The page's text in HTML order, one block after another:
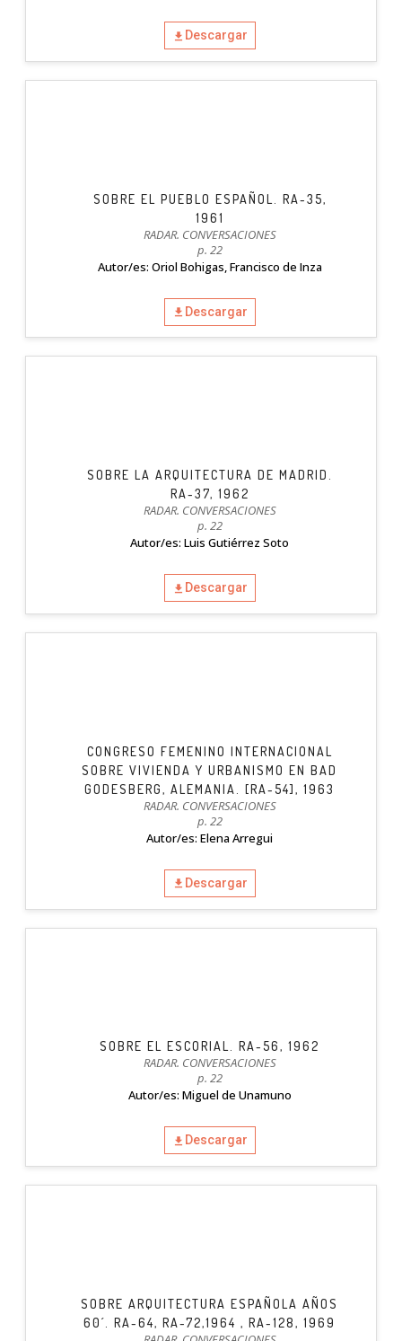
Descargar
SOBRE EL PUEBLO ESPAÑOL. RA-35,
1961
RADAR. CONVERSACIONES
p. 22
Autor/es: Oriol Bohigas, Francisco de Inza
Descargar
SOBRE LA ARQUITECTURA DE MADRID.
RA-37, 1962
RADAR. CONVERSACIONES
p. 22
Autor/es: Luis Gutiérrez Soto
Descargar
CONGRESO FEMENINO INTERNACIONAL
SOBRE VIVIENDA Y URBANISMO EN BAD
GODESBERG, ALEMANIA. [RA-54], 1963
RADAR. CONVERSACIONES
p. 22
Autor/es: Elena Arregui
Descargar
SOBRE EL ESCORIAL. RA-56, 1962
RADAR. CONVERSACIONES
p. 22
Autor/es: Miguel de Unamuno
Descargar
SOBRE ARQUITECTURA ESPAÑOLA AÑOS
60´. RA-64, RA-72,1964 , RA-128, 1969